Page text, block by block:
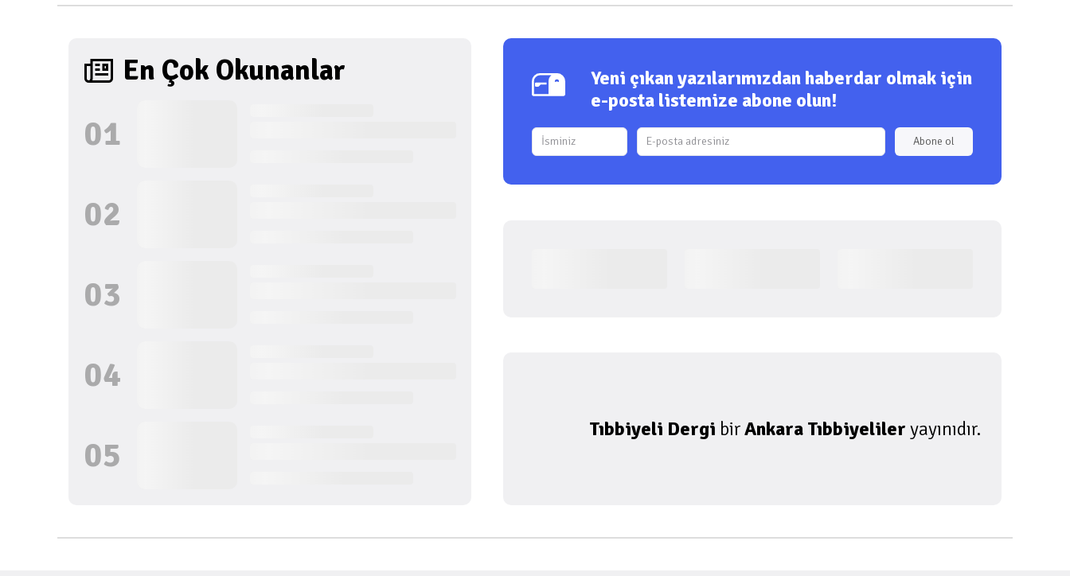
En Çok Okunanlar
01
02
03
04
05
Yeni çıkan yazılarımızdan haberdar olmak için
e-posta listemize abone olun!
Abone ol
Tıbbiyeli Dergi birAnkara Tıbbiyeliler yayınıdır.